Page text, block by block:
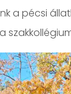
a pécsi